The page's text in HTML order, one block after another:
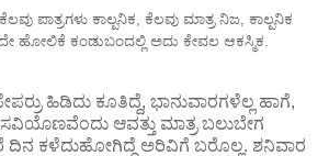
ಪಾತ್ರಗಳು ಕಾಲ್ಪನಿಕ, ಕೆಲವು ಮಾತ್ರ ನಿಜ, ಕಾಲ್ಪನಿಕ
ಹೋಲಿಕೆ ಕಂಡುಬಂದಲ್ಲಿ ಅದು ಕೇವಲ ಆಕಸ್ಮಿಕ.
ಹಿಡಿದು ಕೂತಿದ್ದೆ, ಭಾನುವಾರಗಳೆಲ್ಲ ಹಾಗೆ,
ಆವತ್ತು ಮಾತ್ರ ಬಲುಬೇಗ
ದಿನ ಕಳೆದುಹೋಗಿದ್ದೆ ಅರಿವಿಗೆ ಬರೊಲ್ಲ. ಶನಿವಾರ